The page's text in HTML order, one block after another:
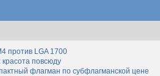
против LGA 1700
повсюду
флагман по субфлагманской цене